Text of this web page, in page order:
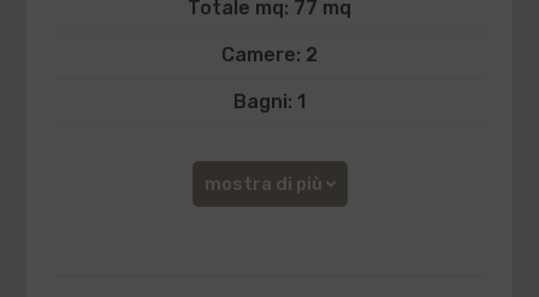
Totale mq: 77 mq
Camere: 2
Bagni: 1
mostra di più